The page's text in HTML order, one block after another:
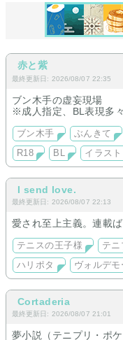
赤と紫
最終更新日: 2026/08/07 22:35
ブン木手の虚妄現場
※成人指定、BL表現多
ブン木手 ぶんきて
R18
BL イラスト
I send love.
最終更新日: 2026/08/07 22:13
愛され至上主義。連載ば
テニスの王子様 テニ
ハリポタ
ヴォルデモ
Cortaderia
最終更新日: 2026/08/07 21:01
夢小説（テニプリ・ポ